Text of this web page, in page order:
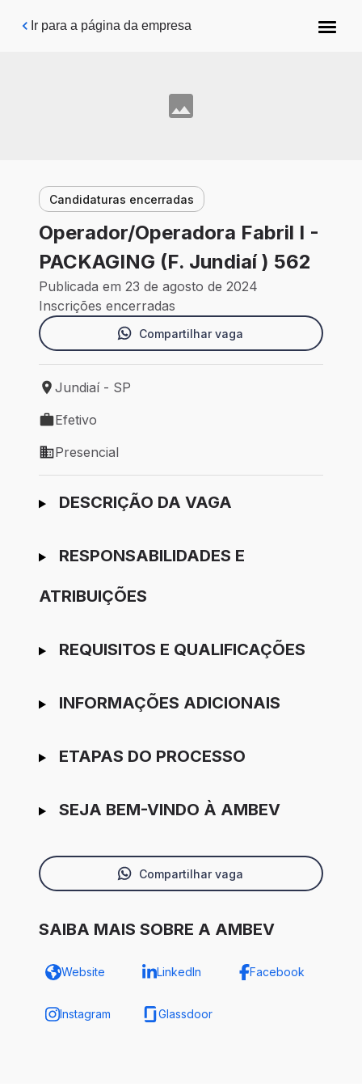
Pular para o conteúdo principal
Ir para a página da empresa
Candidaturas encerradas
Operador/Operadora Fabril I -
PACKAGING (F. Jundiaí ) 562
Publicada em 23 de agosto de 2024
Inscrições encerradas
Compartilhar vaga
Local de trabalho: Jundiaí - SP
Jundiaí - SP
Tipo de vaga: Efetivo
Efetivo
Modelo de trabalho: Presencial
Presencial
Ir para candidatura
DESCRIÇÃO DA VAGA
RESPONSABILIDADES E
ATRIBUIÇÕES
REQUISITOS E QUALIFICAÇÕES
INFORMAÇÕES ADICIONAIS
ETAPAS DO PROCESSO
SEJA BEM-VINDO À AMBEV
Compartilhar vaga
SAIBA MAIS SOBRE A AMBEV
Website LinkedIn Facebook
Instagram Glassdoor